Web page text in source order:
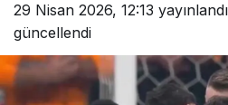
29 Nisan 2026, 12:13 yayınlandı
güncellendi